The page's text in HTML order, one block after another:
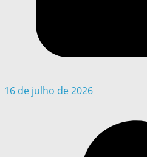
16 de julho de 2026